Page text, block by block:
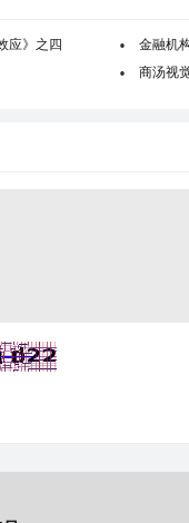
应》之四
金融机
商汤视